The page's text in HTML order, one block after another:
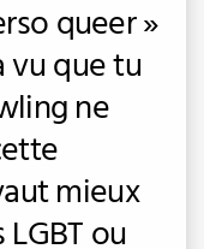
queer »
vu que tu
ne
mieux
ou